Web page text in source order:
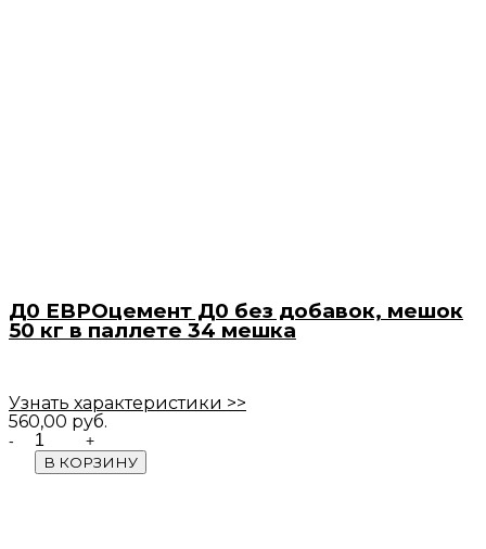
Д0 ЕВРОцемент Д0 без добавок, мешок
50 кг в паллете 34 мешка
Узнать характеристики >>
560,00 руб.
Quantity
В КОРЗИНУ